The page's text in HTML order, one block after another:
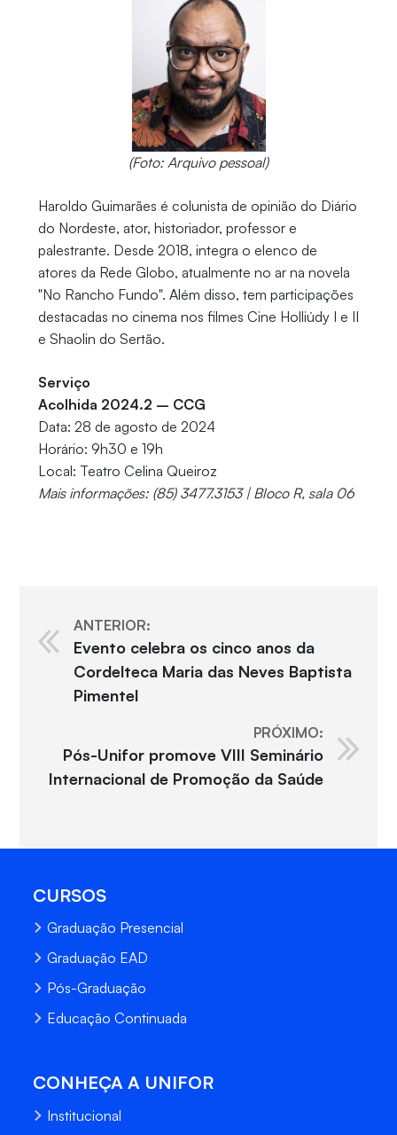
(Foto: Arquivo pessoal)
Haroldo Guimarães é colunista de opinião do Diário
do Nordeste, ator, historiador, professor e
palestrante. Desde 2018, integra o elenco de
atores da Rede Globo, atualmente no ar na novela
"No Rancho Fundo". Além disso, tem participações
destacadas no cinema nos filmes Cine Holliúdy I e II
e Shaolin do Sertão.
Serviço
Acolhida 2024.2 – CCG
Data: 28 de agosto de 2024
Horário: 9h30 e 19h
Local: Teatro Celina Queiroz
Mais informações: (85) 3477.3153 | Bloco R, sala 06
ANTERIOR:
Evento celebra os cinco anos da
Cordelteca Maria das Neves Baptista
Pimentel
PRÓXIMO:
Pós-Unifor promove VIII Seminário
Internacional de Promoção da Saúde
CURSOS
Graduação Presencial
Graduação EAD
Pós-Graduação
Educação Continuada
CONHEÇA A UNIFOR
Institucional